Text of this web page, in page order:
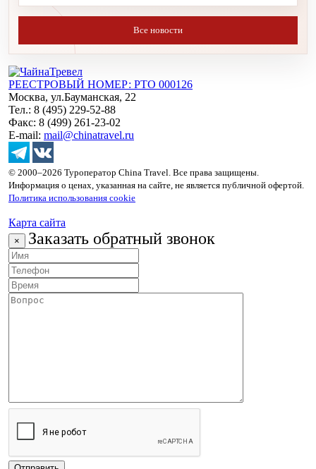
Все новости
РЕЕСТРОВЫЙ НОМЕР: РТО 000126
Москва, ул.Бауманская, 22
Тел.: 8 (495) 229-52-88
Факс: 8 (499) 261-23-02
E-mail: mail@chinatravel.ru
© 2000–2026 Туроператор China Travel. Все права защищены.
Информация о ценах, указанная на сайте, не является публичной офертой.
Политика использования cookie
Карта сайта
× Заказать обратный звонок